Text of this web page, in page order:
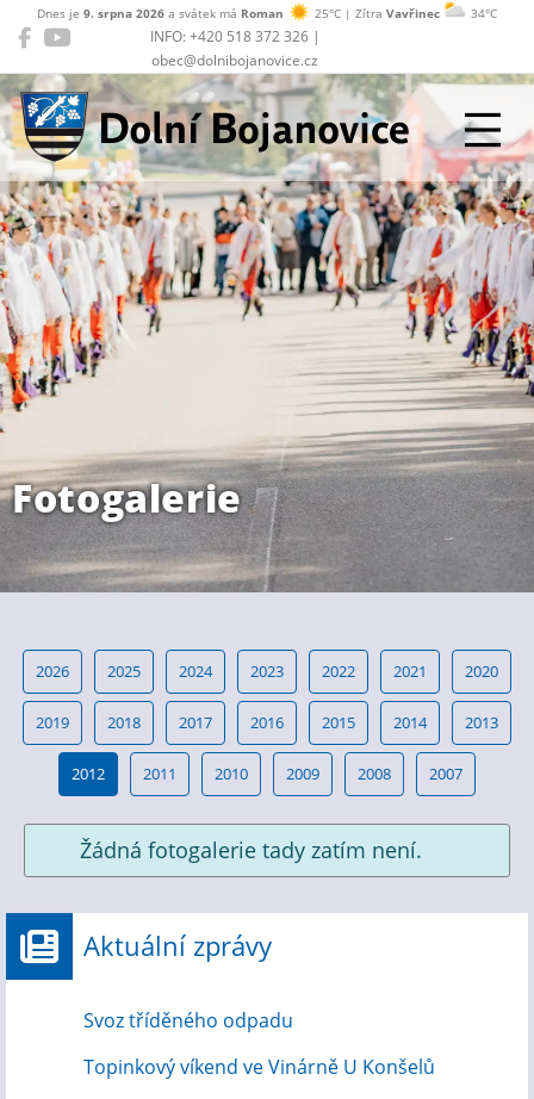
INFO: +420 518 372 326 |
obec@dolnibojanovice.cz
Dnes je 9. srpna 2026 a svátek má Roman 25°C | Zítra Vavřinec 34°C
Dolní Bojanovice
Fotogalerie
2026 2025 2024 2023 2022 2021 2020
2019 2018 2017 2016 2015 2014 2013
2012 2011 2010 2009 2008 2007
Žádná fotogalerie tady zatím není.
Aktuální zprávy
Svoz tříděného odpadu
Topinkový víkend ve Vinárně U Konšelů